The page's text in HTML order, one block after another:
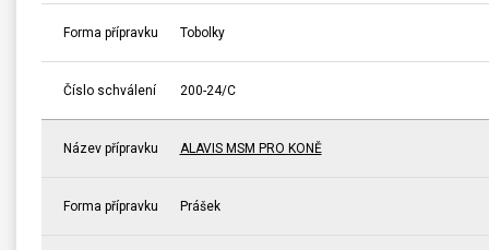
Forma přípravku Tobolky
Číslo schválení 200-24/C
Název přípravku ALAVIS MSM PRO KONĚ
Forma přípravku Prášek